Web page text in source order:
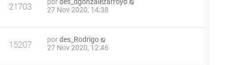
21703
27 Nov 2020, 14:38
15207 pordes_Rodrigo
27 Nov 2020, 12:46